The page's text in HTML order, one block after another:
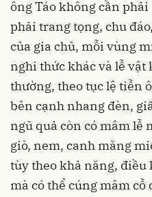
ông Táo không cần
phải trang tọng, chu
của gia chủ, mỗi vùng
nghi thức khác và lễ vật
thường, theo tục lệ tiễn
bên cạnh nhang đèn,
ngũ quả còn có mâm lễ
giò, nem, canh măng
tùy theo khả năng,
mà có thể cúng mâm cỗ